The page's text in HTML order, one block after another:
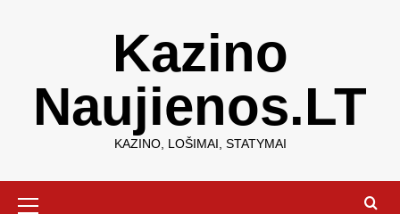
Kazino
Naujienos.LT
KAZINO, LOŠIMAI, STATYMAI